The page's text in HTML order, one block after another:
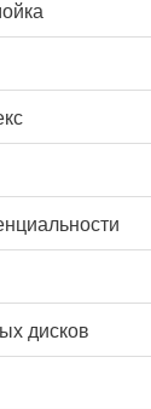
дисков